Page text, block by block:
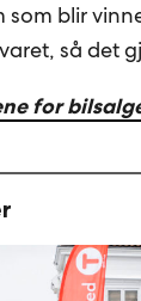
som blir
så det
for